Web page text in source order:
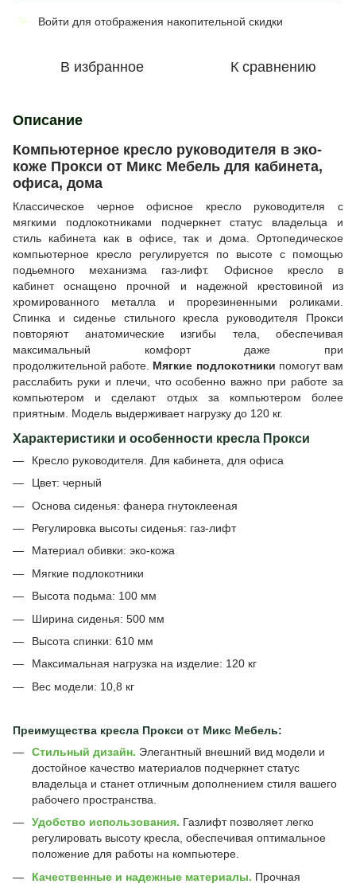
% Войти для отображения накопительной скидки
В избранное К сравнению
Описание
Компьютерное кресло руководителя в эко-
коже Прокси от Микс Мебель для кабинета,
офиса, дома
Классическое черное офисное кресло руководителя с
мягкими подлокотниками подчеркнет статус владельца и
стиль кабинета как в офисе, так и дома. Ортопедическое
компьютерное кресло регулируется по высоте с помощью
подьемного механизма газ-лифт. Офисное кресло в
кабинет оснащено прочной и надежной крестовиной из
хромированного металла и прорезиненными роликами.
Спинка и сиденье стильного кресла руководителя Прокси
повторяют анатомические изгибы тела, обеспечивая
максимальный комфорт даже при
продолжительной работе. Мягкие подлокотники помогут вам
расслабить руки и плечи, что особенно важно при работе за
компьютером и сделают отдых за компьютером более
приятным. Модель выдерживает нагрузку до 120 кг.
Характеристики и особенности кресла Прокси
Кресло руководителя. Для кабинета, для офиса
Цвет: черный
Основа сиденья: фанера гнутоклееная
Регулировка высоты сиденья: газ-лифт
Материал обивки: эко-кожа
Мягкие подлокотники
Высота подьма: 100 мм
Ширина сиденья: 500 мм
Высота спинки: 610 мм
Максимальная нагрузка на изделие: 120 кг
Вес модели: 10,8 кг
Преимущества кресла Прокси от Микс Мебель:
Стильный дизайн. Элегантный внешний вид модели и
достойное качество материалов подчеркнет статус
владельца и станет отличным дополнением стиля вашего
рабочего пространства.
Удобство использования. Газлифт позволяет легко
регулировать высоту кресла, обеспечивая оптимальное
положение для работы на компьютере.
Качественные и надежные материалы. Прочная